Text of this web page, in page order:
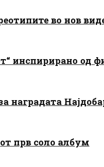
во нов
инспирирано од
наградата
прв соло албум